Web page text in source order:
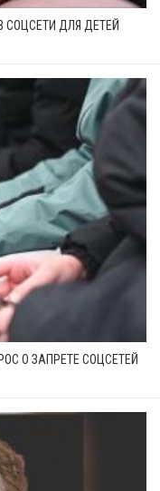
СОЦСЕТИ ДЛЯ ДЕТЕЙ
О ЗАПРЕТЕ СОЦСЕТЕЙ